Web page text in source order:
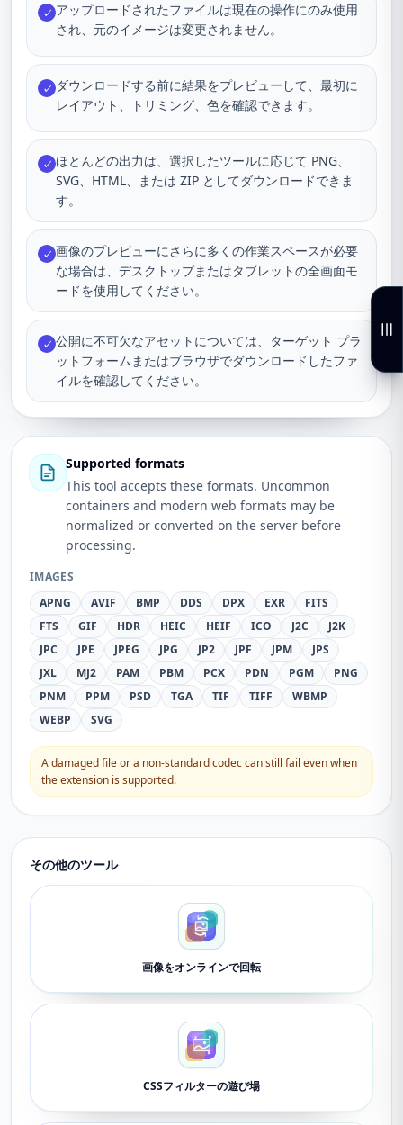
✓ アップロードされたファイルは現在の操作にのみ使用
され、元のイメージは変更されません。
✓ ダウンロードする前に結果をプレビューして、最初に
レイアウト、トリミング、色を確認できます。
✓ ほとんどの出力は、選択したツールに応じて PNG、
SVG、HTML、または ZIP としてダウンロードできま
す。
✓ 画像のプレビューにさらに多くの作業スペースが必要
な場合は、デスクトップまたはタブレットの全画面モ
ードを使用してください。
✓ 公開に不可欠なアセットについては、ターゲット プラ
ットフォームまたはブラウザでダウンロードしたファ
イルを確認してください。
Supported formats
This tool accepts these formats. Uncommon
containers and modern web formats may be
normalized or converted on the server before
processing.
IMAGES
APNG
AVIF BMP DDS DPX EXR
FITS
FTS
GIF HDR HEIC HEIF ICO J2C
J2K
JPC
JPE JPEG JPG JP2 JPF JPM
JPS
JXL
MJ2 PAM PBM PCX PDN PGM
PNG
PNM
PPM PSD TGA TIF TIFF
WBMP
WEBP
SVG
A damaged file or a non-standard codec can still fail even when
the extension is supported.
その他のツール
画像をオンラインで回転
CSSフィルターの遊び場